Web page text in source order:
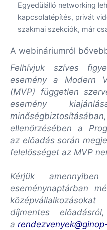
Egyedülálló networking
kapcsolatépítés, privát
szakmai szekciók, már
A webináriumról
Felhívjuk szíves
esemény a Modern
(MVP) független
esemény
ellenőrzésében a
az előadás során
felelősséget az MVP
Kérjük
eseménynaptárban
díjmentes
a